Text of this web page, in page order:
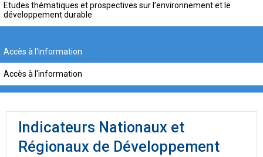
Etudes thématiques et prospectives sur l’environnement et le
développement durable
Accès à l'information
Accès à l'information
Indicateurs Nationaux et
Régionaux de Développement